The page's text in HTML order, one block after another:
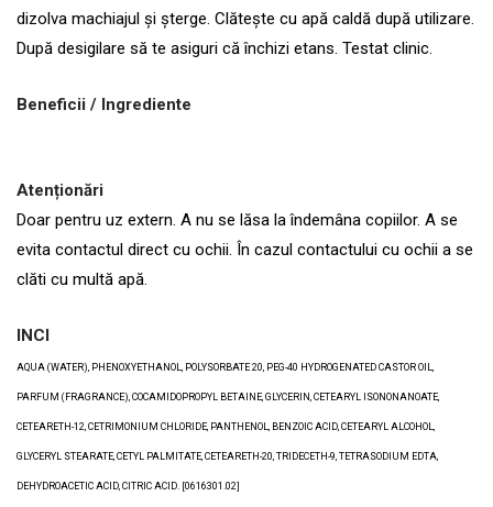
dizolva machiajul și șterge. Clătește cu apă caldă după utilizare.
După desigilare să te asiguri că închizi etans. Testat clinic.
Beneficii / Ingrediente
Atenționări
Doar pentru uz extern. A nu se lăsa la îndemâna copiilor. A se
evita contactul direct cu ochii. În cazul contactului cu ochii a se
clăti cu multă apă.
INCI
AQUA (WATER), PHENOXYETHANOL, POLYSORBATE 20, PEG-40 HYDROGENATED CASTOR OIL,
PARFUM (FRAGRANCE), COCAMIDOPROPYL BETAINE, GLYCERIN, CETEARYL ISONONANOATE,
CETEARETH-12, CETRIMONIUM CHLORIDE, PANTHENOL, BENZOIC ACID, CETEARYL ALCOHOL,
GLYCERYL STEARATE, CETYL PALMITATE, CETEARETH-20, TRIDECETH-9, TETRASODIUM EDTA,
DEHYDROACETIC ACID, CITRIC ACID. [0616301.02]